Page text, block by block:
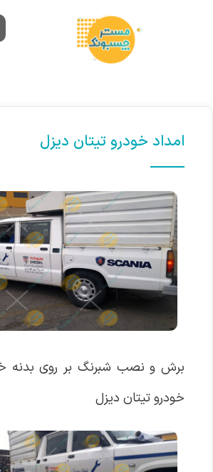
امداد خودرو تیتان دیزل
برش و نصب شبرنگ بر روی بدنه
خودرو تیتان دیزل